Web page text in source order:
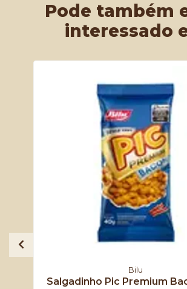
Pode também
interessado
Bilu
Salgadinho Pic Premium